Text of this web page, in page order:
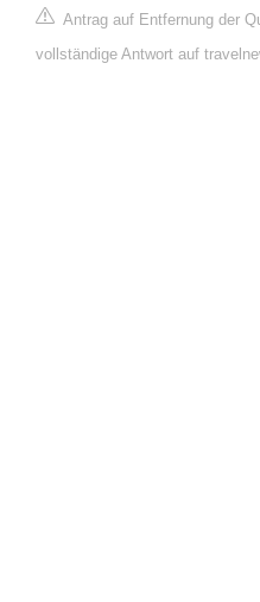
Antrag auf Entfernung der
vollständige Antwort auf